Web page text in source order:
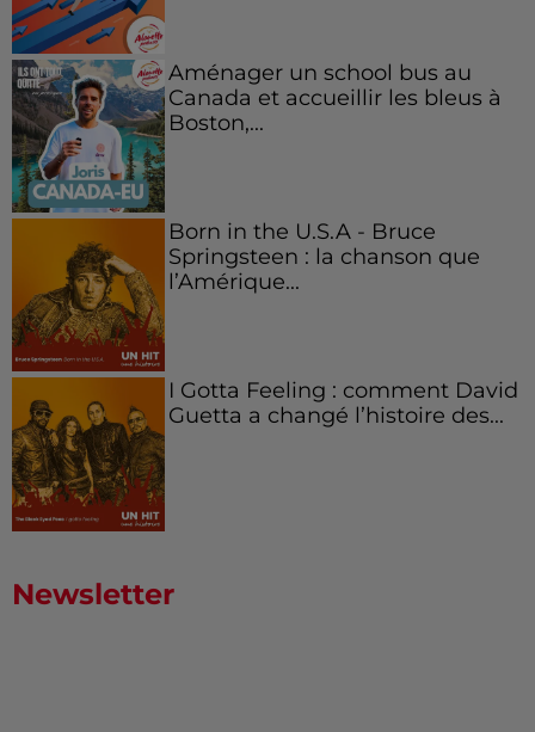
Aménager un school bus au
Canada et accueillir les bleus à
Boston,...
Born in the U.S.A - Bruce
Springsteen : la chanson que
l’Amérique...
I Gotta Feeling : comment David
Guetta a changé l’histoire des...
Newsletter